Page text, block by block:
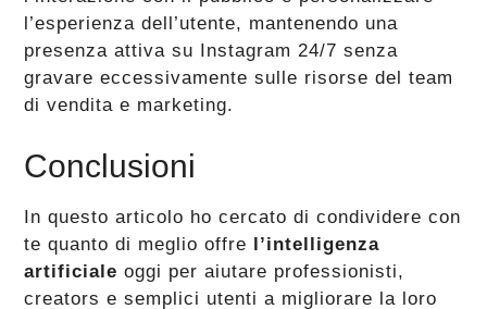
l’esperienza dell’utente, mantenendo una
presenza attiva su Instagram 24/7 senza
gravare eccessivamente sulle risorse del team
di vendita e marketing.
Conclusioni
In questo articolo ho cercato di condividere con
te quanto di meglio offre l’intelligenza
artificiale oggi per aiutare professionisti,
creators e semplici utenti a migliorare la loro